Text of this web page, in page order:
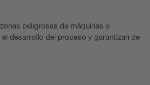
peligrosas de máquinas o
desarrollo del proceso y garantizan de